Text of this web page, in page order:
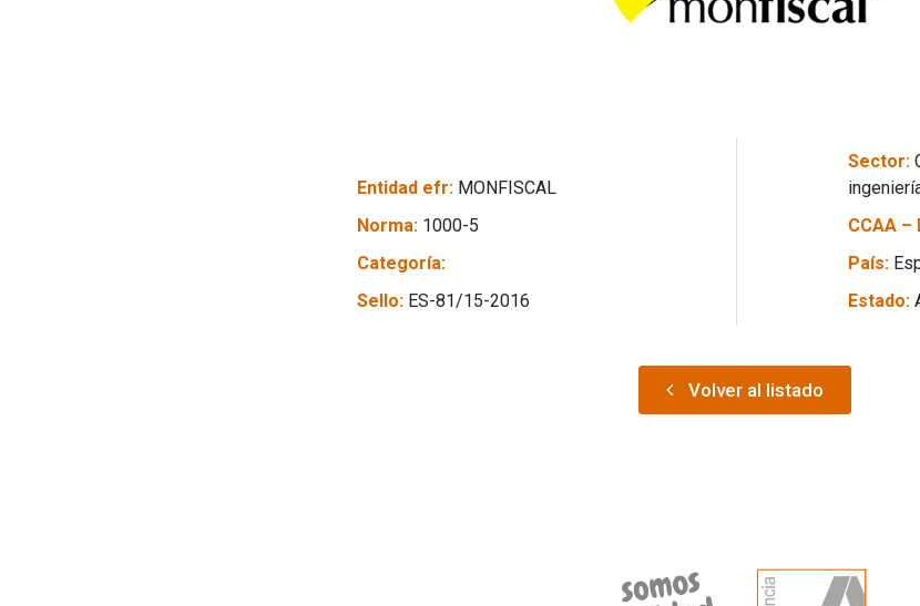
Entidad efr: MONFISCAL
Norma: 1000-5
Categoría:
Sello: ES-81/15-2016
Sector:
CCAA
País:
Estado:
Volver al listado